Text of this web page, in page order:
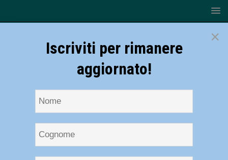
×
Iscriviti per rimanere
aggiornato!